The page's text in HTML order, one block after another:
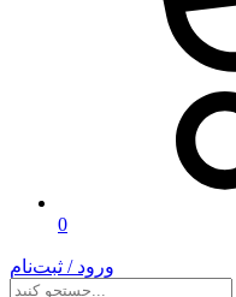
0
ورود / ثبت‌نام